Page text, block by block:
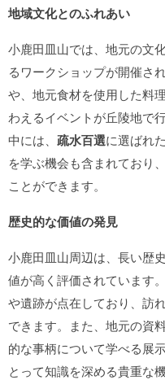
地域文化とのふれあい
小鹿田皿山では、地元の文
るワークショップが開催さ
や、地元食材を使用した料
わえるイベントが丘陵地で
中には、 疏水百選に選ばれ
を学ぶ機会も含まれており
ことができます。
歴史的な価値の発見
小鹿田皿山周辺は、長い歴
値が高く評価されています
や遺跡が点在しており、訪
できます。また、地元の資料
的な事柄について学べる展
とって知識を深める貴重な